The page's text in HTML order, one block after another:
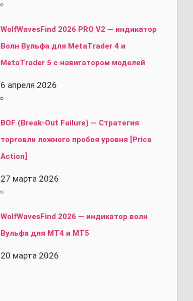
WolfWavesFind 2026 PRO V2 — индикатор
Волн Вульфа для MetaTrader 4 и
MetaTrader 5 с навигатором моделей
6 апреля 2026
BOF (Break-Out Failure) — Стратегия
торговли ложного пробоя уровня [Price
Action]
27 марта 2026
WolfWavesFind 2026 — индикатор волн
Вульфа для MT4 и MT5
20 марта 2026